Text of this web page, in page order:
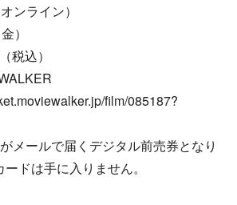
ンライン）
）
税込）
film/085187?
メールで届くデジタル前売券となり
ドは手に入りません。